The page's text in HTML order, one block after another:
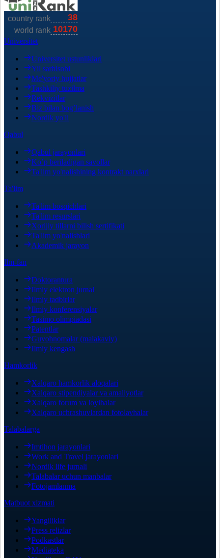
Universitet
Universitet ustunliklari
Yil sarhisobi
Me'yoriy hujjatlar
Tashkiliy tuzilma
Rekvizitlar
Biz bilan bog’lanish
Nordik yo'li
Qabul
Qabul jarayonlari
Ko’p beriladigan savollar
Ta'lim yo'nalishining kontrakt narxlari
Ta'lim
Ta'lim bosqichlari
Ta'lim resurslari
Xorijiy tillarni bilish sertifikati
Ta'lim yo'nalishlari
Akademik jarayon
Ilm-fan
Doktorantura
Ilmiy elektron jurnal
Ilmiy tadbirlar
Ilmiy konferensiyalar
Tasimo olimpiadasi
Patentlar
Guvohnomalar (malakaviy)
Ilmiy kengash
Hamkorlik
Xalqaro hamkorlik aloqalari
Xalqaro stipendiyalar va amaliyotlar
Xalqaro forum va loyihalar
Xalqaro uchrashuvlardan fotolavhalar
Talabalarga
Imtihon jarayonlari
Work and Travel jarayonlari
Nordik life jurnali
Talabalar uchun manbalar
Fotojamlanma
Matbuot xizmati
Yangiliklar
Press relizlar
Podkastlar
Mediateka